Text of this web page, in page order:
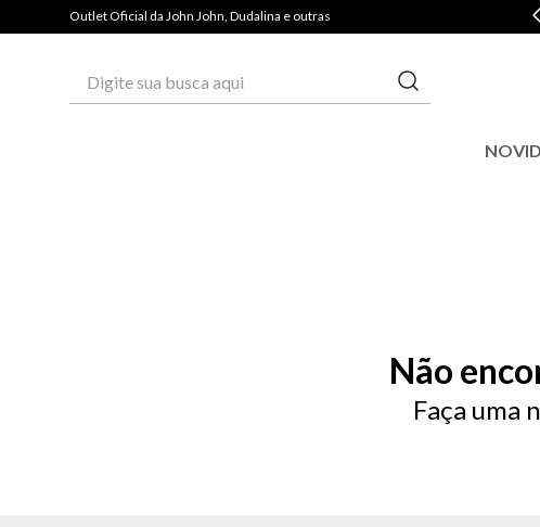
Outlet Oficial da John John, Dudalina e outras
Não
Faça uma